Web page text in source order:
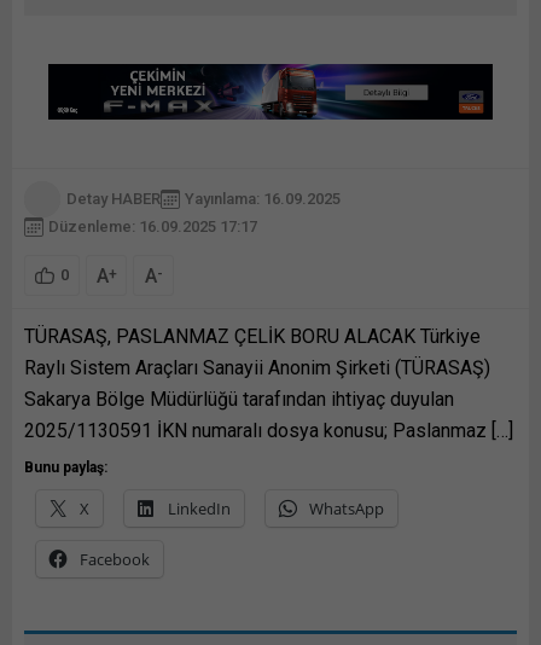
Detay HABER
Yayınlama: 16.09.2025
Düzenleme: 16.09.2025 17:17
0 A+ A-
TÜRASAŞ, PASLANMAZ ÇELİK BORU ALACAK Türkiye
Raylı Sistem Araçları Sanayii Anonim Şirketi (TÜRASAŞ)
Sakarya Bölge Müdürlüğü tarafından ihtiyaç duyulan
2025/1130591 İKN numaralı dosya konusu; Paslanmaz […]
Bunu paylaş:
X LinkedIn WhatsApp
Facebook